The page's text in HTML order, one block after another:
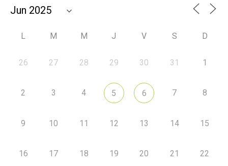
L M M J V S D
26 27 28 29 30 31 1
2 3 4 5 6 7 8
9 10 11 12 13 14 15
16 17 18 19 20 21 22